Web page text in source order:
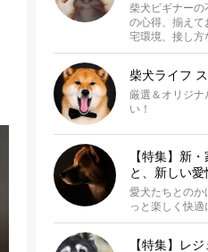
柴犬ビギナー
の心得、揃えて
宅環境、接し方
柴犬ライフ
厳選＆オリジ
い！
【特集】新
と、新しい
愛犬たちとのか
っと楽しく快適
【特集】レ